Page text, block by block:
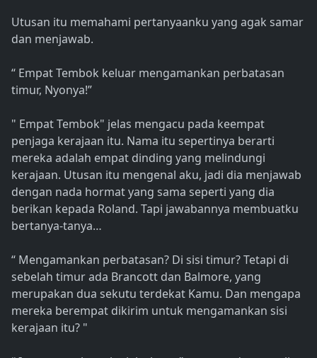
Utusan itu memahami pertanyaanku yang agak samar
dan menjawab.
“ Empat Tembok keluar mengamankan perbatasan
timur, Nyonya!”
" Empat Tembok" jelas mengacu pada keempat
penjaga kerajaan itu. Nama itu sepertinya berarti
mereka adalah empat dinding yang melindungi
kerajaan. Utusan itu mengenal aku, jadi dia menjawab
dengan nada hormat yang sama seperti yang dia
berikan kepada Roland. Tapi jawabannya membuatku
bertanya-tanya…
“ Mengamankan perbatasan? Di sisi timur? Tetapi di
sebelah timur ada Brancott dan Balmore, yang
merupakan dua sekutu terdekat Kamu. Dan mengapa
mereka berempat dikirim untuk mengamankan sisi
kerajaan itu? "